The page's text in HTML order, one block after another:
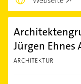
Jürgen Ehnes
ARCHITEKTUR